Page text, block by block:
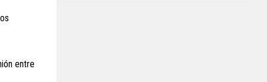
entre